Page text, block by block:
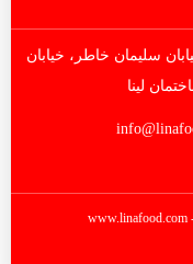
سلیمان خاطر، خیابان
www.linafood.com